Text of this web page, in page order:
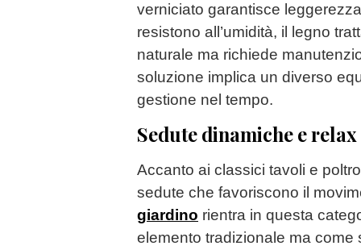
verniciato garantisce
resistono all’umidità, il legno
naturale ma richiede
soluzione implica un diverso
gestione nel tempo.
Sedute dinamiche e
Accanto ai classici tavoli e
sedute che favoriscono il
giardino rientra in questa
elemento tradizionale ma come